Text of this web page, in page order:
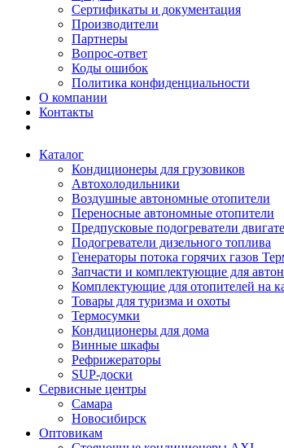
Сертификаты и документация
Производители
Партнеры
Вопрос-ответ
Коды ошибок
Политика конфиденциальности
О компании
Контакты
Каталог
Кондиционеры для грузовиков
Автохолодильники
Воздушные автономные отопители
Переносные автономные отопители
Предпусковые подогреватели
Подогреватели дизельного топлива
Генераторы потока горячих газов
Запчасти и комплектующие для
Комплектующие для отопителей на
Товары для туризма и охоты
Термосумки
Кондиционеры для дома
Винные шкафы
Рефрижераторы
SUP-доски
Сервисные центры
Самара
Новосибирск
Оптовикам